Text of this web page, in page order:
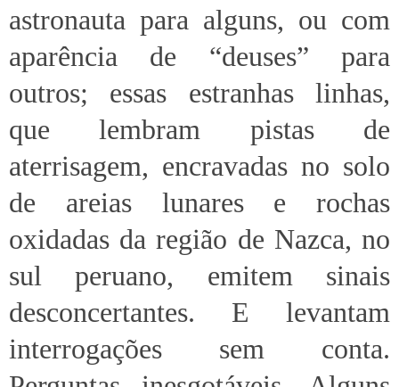
astronauta para alguns, ou com
aparência de “deuses” para
outros; essas estranhas linhas,
que lembram pistas de
aterrisagem, encravadas no solo
de areias lunares e rochas
oxidadas da região de Nazca, no
sul peruano, emitem sinais
desconcertantes. E levantam
interrogações sem conta.